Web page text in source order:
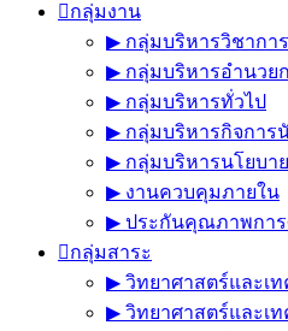
กลุ่มงาน
▶︎ กลุ่มบริหารวิชาการ
▶︎ กลุ่มบริหารอำนวย
▶︎ กลุ่มบริหารทั่วไป
▶︎ กลุ่มบริหารกิจการ
▶︎ กลุ่มบริหารนโยบา
▶︎ งานควบคุมภายใน
▶︎ ประกันคุณภาพกา
กลุ่มสาระ
▶︎ วิทยาศาสตร์และเ
▶︎ วิทยาศาสตร์และเ